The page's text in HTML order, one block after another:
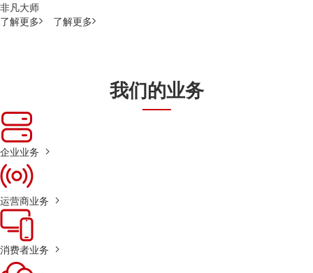
非凡大师
了解更多
了解更多
我们的业务
企业业务
运营商业务
消费者业务